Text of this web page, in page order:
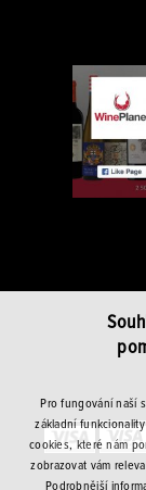
Pro fungování naší
základní
cookies, které nám
zobrazovat vám
Podrobnější